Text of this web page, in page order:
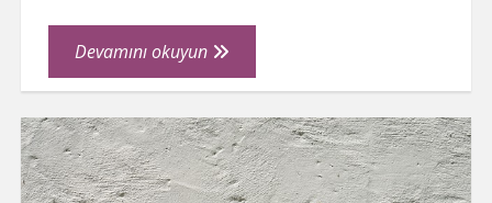
Devamını okuyunYaratıcı
Tasarımlarla
Pazarında
Öne
Çıkan